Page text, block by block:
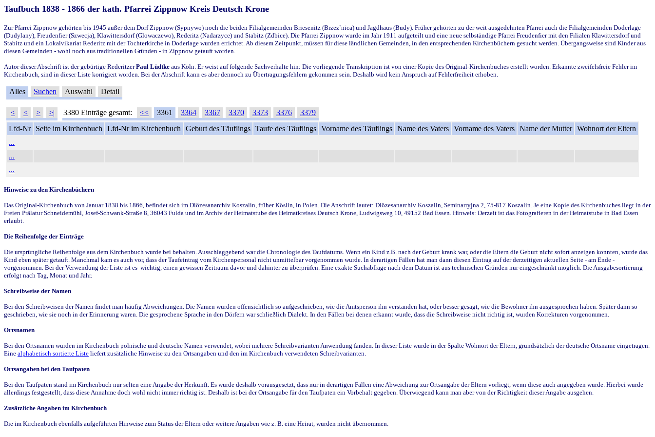
Taufbuch 1838 - 1866 der kath. Pfarrei Zippnow Kreis Deutsch Krone
Zur Pfarrei Zippnow gehörten bis 1945 außer dem Dorf Zippnow (Sypnywo) noch die beiden Filialgemeinden Briesenitz (Brzez`nica) und Jagdhaus (Budy). Früher gehörten zu der weit ausgedehnten Pfarrei auch die Filialgemeinden Doderlage
(Dudylany), Freudenfier (Szwecja), Klawittersdorf (Glowaczewo), Rederitz (Nadarzyce) und Stabitz (Zdbice). Die Pfarrei Zippnow wurde im Jahr 1911 aufgeteilt und eine neue selbständige Pfarrei Freudenfier mit den Filialen Klawittersdorf und
Stabitz und ein Lokalvikariat Rederitz mit der Tochterkirche in Doderlage wurden errichtet. Ab diesem Zeitpunkt, müssen für diese ländlichen Gemeinden, in den entsprechenden Kirchenbüchern gesucht werden. Übergangsweise sind Kinder aus
diesen Gemeinden - wohl noch aus traditionellen Gründen - in Zippnow getauft worden.
Autor dieser Abschrift ist der gebürtige RederitzerPaul Lüdtke aus Köln. Er weist auf folgende Sachverhalte hin: Die vorliegende Transkription ist von einer Kopie des Original-Kirchenbuches erstellt worden. Erkannte zweifelsfreie Fehler im
Kirchenbuch, sind in dieser Liste korrigiert worden. Bei der Abschrift kann es aber dennoch zu Übertragungsfehlern gekommen sein. Deshalb wird kein Anspruch auf Fehlerfreiheit erhoben.
Alles Suchen Auswahl Detail
|< < > >| 3380 Einträge gesamt: << 3361 3364 3367 3370 3373 3376
3379
Lfd-Nr
Seite im Kirchenbuch Lfd-Nr im Kirchenbuch Geburt des Täuflings Taufe des Täuflings Vorname des Täuflings Name des Vaters Vorname des Vaters Name der Mutter Wohnort der Eltern
...
...
...
Hinweise zu den Kirchenbüchern
Das Original-Kirchenbuch von Januar 1838 bis 1866, befindet sich im Diözesanarchiv Koszalin, früher Köslin, in Polen. Die Anschrift lautet: Diözesanarchiv Koszalin, Seminarryjna 2, 75-817 Koszalin. Je eine Kopie des Kirchenbuches liegt in der
Freien Prälatur Schneidemühl, Josef-Schwank-Straße 8, 36043 Fulda und im Archiv der Heimatstube des Heimatkreises Deutsch Krone, Ludwigsweg 10, 49152 Bad Essen. Hinweis: Derzeit ist das Fotografieren in der Heimatstube in Bad Essen
erlaubt.
Die Reihenfolge der Einträge
Die ursprüngliche Reihenfolge aus dem Kirchenbuch wurde bei behalten. Ausschlaggebend war die Chronologie des Taufdatums. Wenn ein Kind z.B. nach der Geburt krank war, oder die Eltern die Geburt nicht sofort anzeigen konnten, wurde das
Kind eben später getauft. Manchmal kam es auch vor, dass der Taufeintrag vom Kirchenpersonal nicht unmittelbar vorgenommen wurde. In derartigen Fällen hat man dann diesen Eintrag auf der derzeitigen aktuellen Seite - am Ende -
vorgenommen. Bei der Verwendung der Liste ist es wichtig, einen gewissen Zeitraum davor und dahinter zu überprüfen. Eine exakte Suchabfrage nach dem Datum ist aus technischen Gründen nur eingeschränkt möglich. Die Ausgabesortierung
erfolgt nach Tag, Monat und Jahr.
Schreibweise der Namen
Bei den Schreibweisen der Namen findet man häufig Abweichungen. Die Namen wurden offensichtlich so aufgeschrieben, wie die Amtsperson ihn verstanden hat, oder besser gesagt, wie die Bewohner ihn ausgesprochen haben. Später dann so
geschrieben, wie sie noch in der Erinnerung waren. Die gesprochene Sprache in den Dörfern war schließlich Dialekt. In den Fällen bei denen erkannt wurde, dass die Schreibweise nicht richtig ist, wurden Korrekturen vorgenommen.
Ortsnamen
Bei den Ortsnamen wurden im Kirchenbuch polnische und deutsche Namen verwendet, wobei mehrere Schreibvarianten Anwendung fanden. In dieser Liste wurde in der Spalte Wohnort der Eltern, grundsätzlich der deutsche Ortsname eingetragen.
Eine alphabetisch sortierte Liste liefert zusätzliche Hinweise zu den Ortsangaben und den im Kirchenbuch verwendeten Schreibvarianten.
Ortsangaben bei den Taufpaten
Bei den Taufpaten stand im Kirchenbuch nur selten eine Angabe der Herkunft. Es wurde deshalb vorausgesetzt, dass nur in derartigen Fällen eine Abweichung zur Ortsangabe der Eltern vorliegt, wenn diese auch angegeben wurde. Hierbei wurde
allerdings festgestellt, dass diese Annahme doch wohl nicht immer richtig ist. Deshalb ist bei der Ortsangabe für den Taufpaten ein Vorbehalt gegeben. Überwiegend kann man aber von der Richtigkeit dieser Angabe ausgehen.
Zusätzliche Angaben im Kirchenbuch
Die im Kirchenbuch ebenfalls aufgeführten Hinweise zum Status der Eltern oder weitere Angaben wie z. B. eine Heirat, wurden nicht übernommen.